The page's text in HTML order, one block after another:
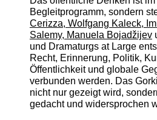
Begleitprogramm, sondern
Cerizza, Wolfgang Kaleck,
Salemy, Manuela Bojadžijev
und Dramaturgs at Large
Recht, Erinnerung, Politik,
Öffentlichkeit und globale
verbunden werden. Das
nicht nur gezeigt wird,
gedacht und widersprochen